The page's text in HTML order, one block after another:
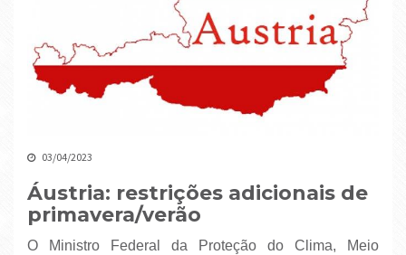
03/04/2023
Áustria: restrições adicionais de
primavera/verão
O Ministro Federal da Proteção do Clima, Meio